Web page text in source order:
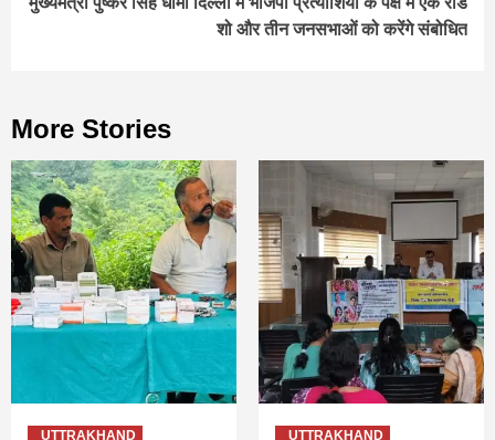
शो और तीन जनसभाओं को करेंगे संबोधित
More Stories
UTTRAKHAND UTTRAKHAND